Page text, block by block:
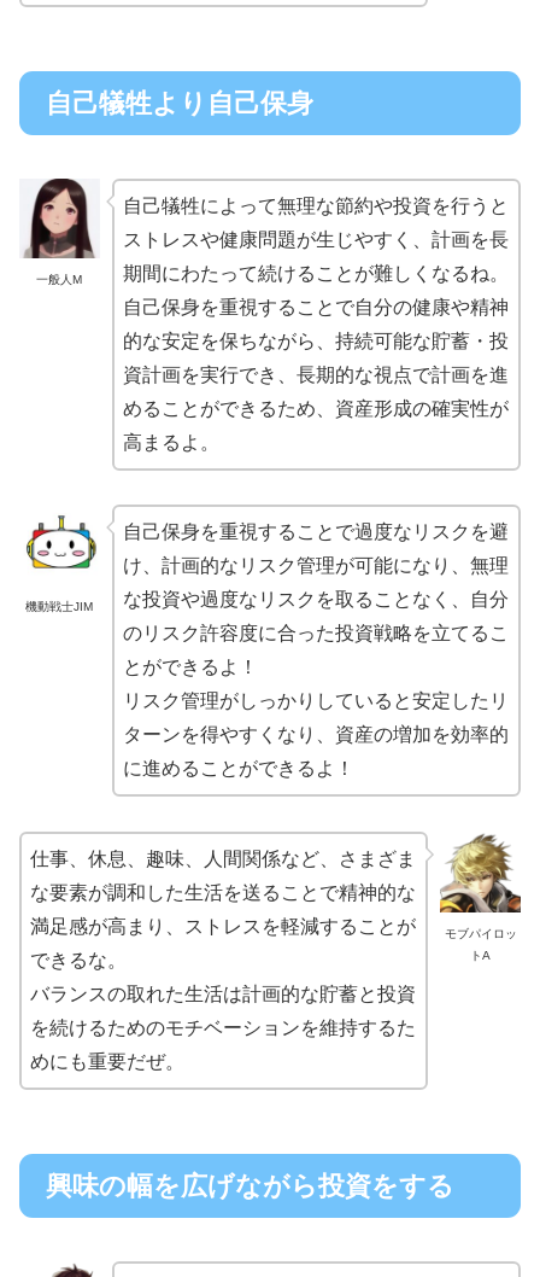
自己犠牲より自己保身
一般人M
自己犠牲によって無理な節約や投資を行うと
ストレスや健康問題が生じやすく、計画を長
期間にわたって続けることが難しくなるね。
自己保身を重視することで自分の健康や精神
的な安定を保ちながら、持続可能な貯蓄・投
資計画を実行でき、長期的な視点で計画を進
めることができるため、資産形成の確実性が
高まるよ。
機動戦士JIM
自己保身を重視することで過度なリスクを避
け、計画的なリスク管理が可能になり、無理
な投資や過度なリスクを取ることなく、自分
のリスク許容度に合った投資戦略を立てるこ
とができるよ！
リスク管理がしっかりしていると安定したリ
ターンを得やすくなり、資産の増加を効率的
に進めることができるよ！
モブパイロッ
トA
仕事、休息、趣味、人間関係など、さまざま
な要素が調和した生活を送ることで精神的な
満足感が高まり、ストレスを軽減することが
できるな。
バランスの取れた生活は計画的な貯蓄と投資
を続けるためのモチベーションを維持するた
めにも重要だぜ。
興味の幅を広げながら投資をする